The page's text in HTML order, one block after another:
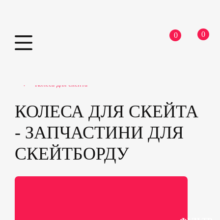
content
0 0
Колеса для скейта
КОЛЕСА ДЛЯ СКЕЙТА
- ЗАПЧАСТИНИ ДЛЯ
СКЕЙТБОРДУ